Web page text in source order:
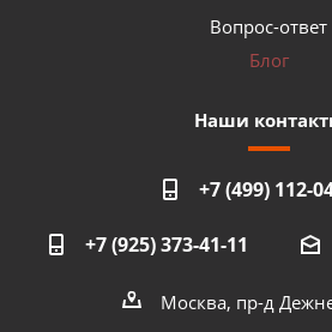
Вопрос-ответ
Блог
Наши
+7 (499) 112-
+7 (925) 373-41-11
Москва, пр-д